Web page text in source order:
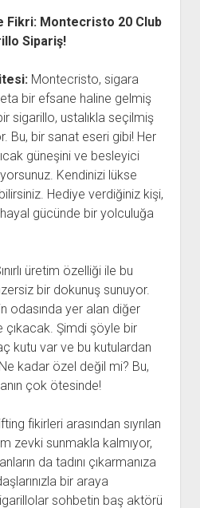
Fikri: Montecristo 20 Club
Sipariş!
Montecristo, sigara
bir efsane haline gelmiş
sigarillo, ustalıkla seçilmiş
Bu, bir sanat eseri gibi! Her
güneşini ve besleyici
Kendinizi lükse
Hediye verdiğiniz kişi,
gücünde bir yolculuğa
üretim özelliği ile bu
bir dokunuş sunuyor.
odasında yer alan diğer
çıkacak. Şimdi şöyle bir
kutu var ve bu kutulardan
kadar özel değil mi? Bu,
çok ötesinde!
fikirleri arasından sıyrılan
zevki sunmakla kalmıyor,
da tadını çıkarmanıza
bir araya
sohbetin baş aktörü